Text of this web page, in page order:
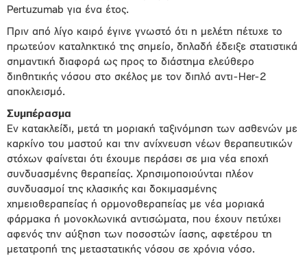
Pertuzumab για ένα έτος.
Πριν από λίγο καιρό έγινε γνωστό ότι η μελέτη πέτυχε το
πρωτεύον καταληκτικό της σημείο, δηλαδή έδειξε στατιστικά
σημαντική διαφορά ως προς το διάστημα ελεύθερο
διηθητικής νόσου στο σκέλος με τον διπλό αντι-Her-2
αποκλεισμό.
Συμπέρασμα
Εν κατακλείδι, μετά τη μοριακή ταξινόμηση των ασθενών με
καρκίνο του μαστού και την ανίχνευση νέων θεραπευτικών
στόχων φαίνεται ότι έχουμε περάσει σε μια νέα εποχή
συνδυασμένης θεραπείας. Χρησιμοποιούνται πλέον
συνδυασμοί της κλασικής και δοκιμασμένης
χημειοθεραπείας ή ορμονοθεραπείας με νέα μοριακά
φάρμακα ή μονοκλωνικά αντισώματα, που έχουν πετύχει
αφενός την αύξηση των ποσοστών ίασης, αφετέρου τη
μετατροπή της μεταστατικής νόσου σε χρόνια νόσο.